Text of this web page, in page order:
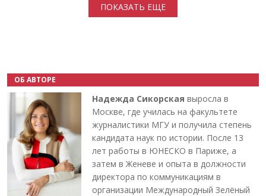
ПОКАЗАТЬ ЕЩЕ
ОБ АВТОРЕ
Надежда Сикорская выросла в
Москве, где училась на факультете
журналистики МГУ и получила степень
кандидата наук по истории. После 13
лет работы в ЮНЕСКО в Париже, а
затем в Женеве и опыта в должности
директора по коммуникациям в
организации Международный Зелёный